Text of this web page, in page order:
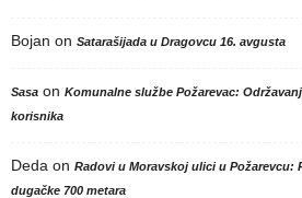
Bojan on Satarašijada u Dragovcu 16. avgusta
Sasa on Komunalne službe Požarevac:
korisnika
Deda on Radovi u Moravskoj ulici u Požarevcu:
dugačke 700 metara